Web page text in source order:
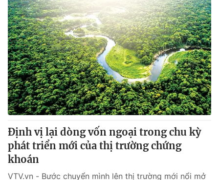
Định vị lại dòng vốn ngoại trong chu kỳ
phát triển mới của thị trường chứng
khoán
VTV.vn - Bước chuyển mình lên thị trường mới nổi mở